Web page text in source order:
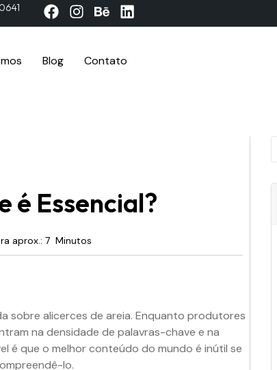
Blog Contato
é Essencial?
aprox.: 7 Minutos
sobre alicerces de areia. Enquanto produtores
na densidade de palavras-chave e na
é que o melhor conteúdo do mundo é inútil se
lo.